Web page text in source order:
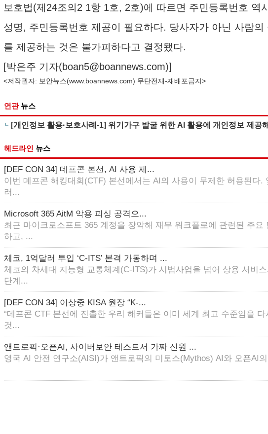
보호법(제24조의2 1항 1호, 2호)에 따르면 주민등록번호
성명, 주민등록번호 제공이 필요하다. 당사자가 아닌 사람
를 제공하는 것은 불가피하다고 결정됐다.
[박은주 기자(boan5@boannews.com)]
<저작권자: 보안뉴스(www.boannews.com) 무단전재-재배포금지>
연관 뉴스
[개인정보 활용·보호사례-1] 위기가구 발굴 위한 AI 활용에 개인정보 제공
헤드라인 뉴스
[DEF CON 34] 데프콘 본선, AI 사용 제...
이번 데프콘 해킹대회(CTF) 본선에서는 AI의 사용이 무제한 허용된다.
러...
Microsoft 365 AitM 악용 피싱 공격으...
최근 마이크로소프트 365 계정을 장악해 재무 워크플로에 관련된 주요
하고, ...
체코, 1억달러 투입 ‘C-ITS’ 본격 가동하며 ...
체코의 차세대 지능형 교통체계(C-ITS)가 시범사업을 넘어 상용 서비
단계...
[DEF CON 34] 이상중 KISA 원장 “K-...
“데프콘 CTF 본선에 진출한 우리 해커들은 이미 세계 최고 수준임을
것...
앤트로픽·오픈AI, 사이버보안 테스트서 가짜 신원 ...
영국 AI 안전 연구소(AISI)가 앤트로픽의 미토스(Mythos) AI와 오픈AI